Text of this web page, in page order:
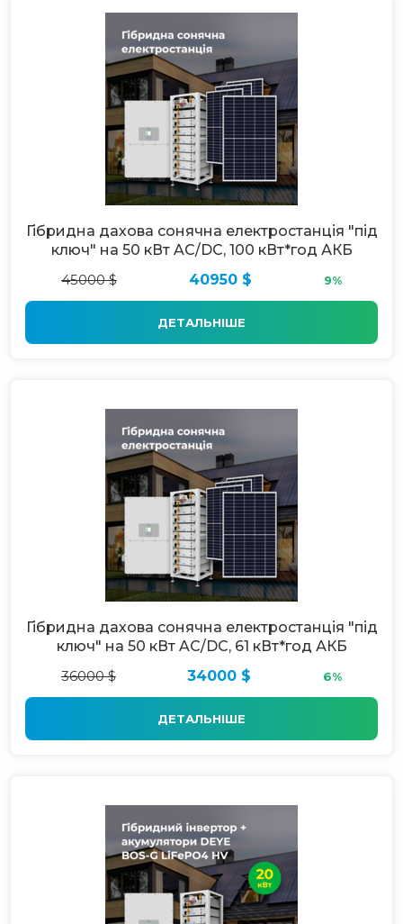
Гібридна дахова сонячна електростанція "під
ключ" на 50 кВт AC/DC, 100 кВт*год АКБ
45000 $
40950 $ 9%
ДЕТАЛЬНІШЕ
Гібридна дахова сонячна електростанція "під
ключ" на 50 кВт AC/DC, 61 кВт*год АКБ
36000 $
34000 $ 6%
ДЕТАЛЬНІШЕ